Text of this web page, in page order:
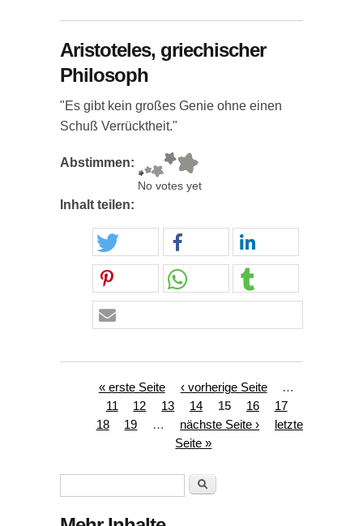
Aristoteles, griechischer
Philosoph
"Es gibt kein großes Genie ohne einen
Schuß Verrücktheit."
Abstimmen:
No votes yet
Inhalt teilen:
Seiten« erste Seite ‹ vorherige Seite
…
11
12 13 14 15 16
17
18
19 … nächste Seite ›
letzte
Seite »
Suche